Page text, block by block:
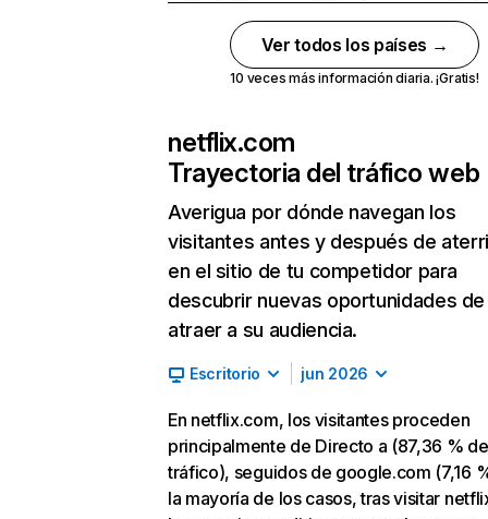
Ver todos los países →
10 veces más información diaria. ¡Gratis!
netflix.com
Trayectoria del tráfico web
Averigua por dónde navegan los
visitantes antes y después de
en el sitio de tu competidor para
descubrir nuevas oportunidades de
atraer a su audiencia.
Escritorio jun 2026
En netflix.com, los visitantes proceden
principalmente de Directo a (87,36 % de
tráfico), seguidos de google.com (7,16
la mayoría de los casos, tras visitar